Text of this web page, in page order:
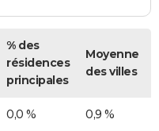
% des
résidences
principales
Moyenne
des villes
0,0 % 0,9 %